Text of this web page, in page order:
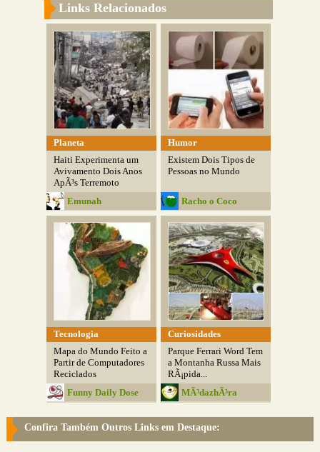
Links Relacionados
Planeta
Haiti Experimenta um
Avivamento Dois Anos
ApÃ³s Terremoto
Emunah
Humor
Existem Dois Tipos de
Pessoas no Mundo
Racho o Coco
Tecnologia
Mapa do Mundo Feito a
Partir de Computadores
Reciclados
Funny Daily Dose
Curiosidades
Parque Ferrari Word Tem
a Montanha Russa Mais
RÃ¡pida...
MÃ³dazhÃ³ra
Confira Também Outros Links em Destaque: